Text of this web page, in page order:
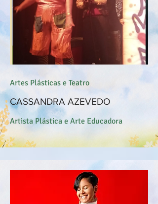
Artes Plásticas e Teatro
CASSANDRA AZEVEDO
Artista Plástica e Arte Educadora